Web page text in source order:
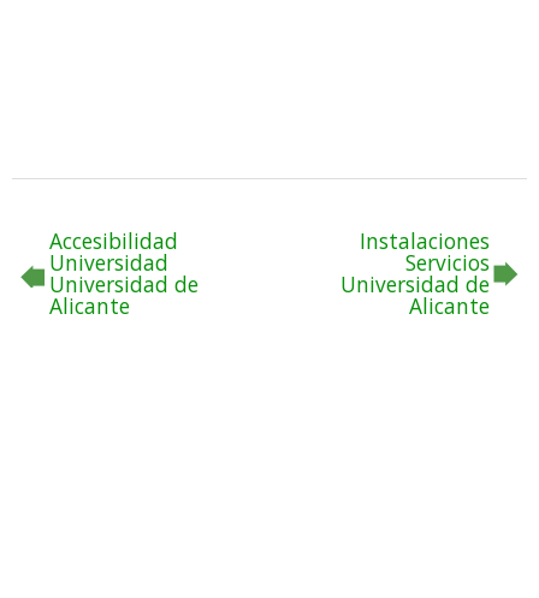
Accesibilidad
Universidad
Universidad de
Alicante
Instalaciones
Servicios
Universidad de
Alicante